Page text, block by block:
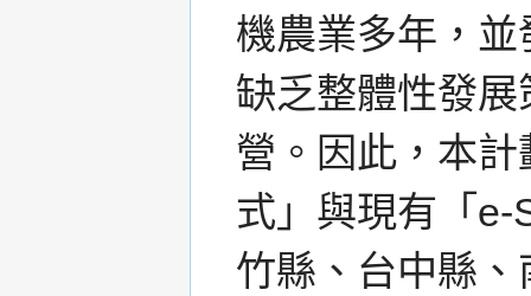
機農業多年，
缺乏整體性發
營。因此，本
式」與現有「e-
竹縣、台中縣